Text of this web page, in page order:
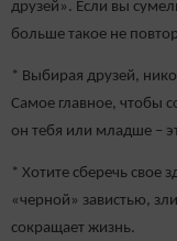
друзей». Если вы
больше такое не
* Выбирая друзей,
Самое главное, чтобы
он тебя или младше –
* Хотите сберечь свое
«черной» завистью,
сокращает жизнь.